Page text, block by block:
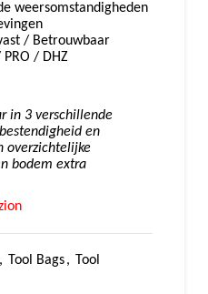
weersomstandigheden
/ Betrouwbaar
/ DHZ
in 3 verschillende
en
overzichtelijke
bodem extra
, Tool Bags, Tool